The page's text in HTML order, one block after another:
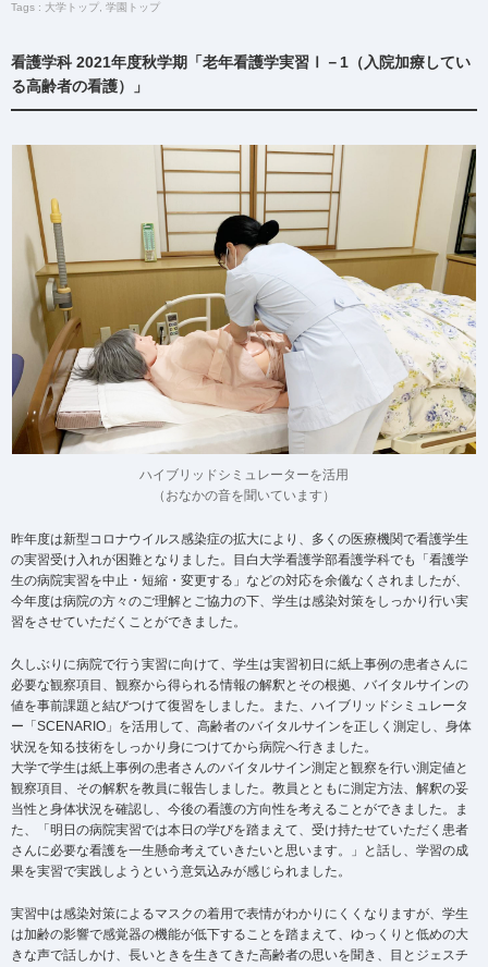
Tags : 大学トップ 学園トップ
看護学科 2021年度秋学期「老年看護学実習Ⅰ－1（入院加療してい
る高齢者の看護）」
ハイブリッドシミュレーターを活用
（おなかの音を聞いています）
昨年度は新型コロナウイルス感染症の拡大により、多くの医療機関で看護学生
の実習受け入れが困難となりました。目白大学看護学部看護学科でも「看護学
生の病院実習を中止・短縮・変更する」などの対応を余儀なくされましたが、
今年度は病院の方々のご理解とご協力の下、学生は感染対策をしっかり行い実
習をさせていただくことができました。
久しぶりに病院で行う実習に向けて、学生は実習初日に紙上事例の患者さんに
必要な観察項目、観察から得られる情報の解釈とその根拠、バイタルサインの
値を事前課題と結びつけて復習をしました。また、ハイブリッドシミュレータ
ー「SCENARIO」を活用して、高齢者のバイタルサインを正しく測定し、身体
状況を知る技術をしっかり身につけてから病院へ行きました。
大学で学生は紙上事例の患者さんのバイタルサイン測定と観察を行い測定値と
観察項目、その解釈を教員に報告しました。教員とともに測定方法、解釈の妥
当性と身体状況を確認し、今後の看護の方向性を考えることができました。ま
た、「明日の病院実習では本日の学びを踏まえて、受け持たせていただく患者
さんに必要な看護を一生懸命考えていきたいと思います。」と話し、学習の成
果を実習で実践しようという意気込みが感じられました。
実習中は感染対策によるマスクの着用で表情がわかりにくくなりますが、学生
は加齢の影響で感覚器の機能が低下することを踏まえて、ゆっくりと低めの大
きな声で話しかけ、長いときを生きてきた高齢者の思いを聞き、目とジェスチ